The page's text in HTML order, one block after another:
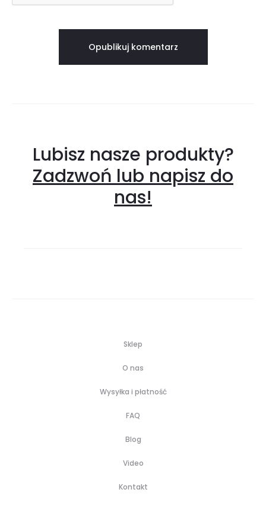
Lubisz nasze produkty?
Zadzwoń lub napisz do
nas!
Sklep
O nas
Wysyłka i płatność
FAQ
Blog
Video
Kontakt